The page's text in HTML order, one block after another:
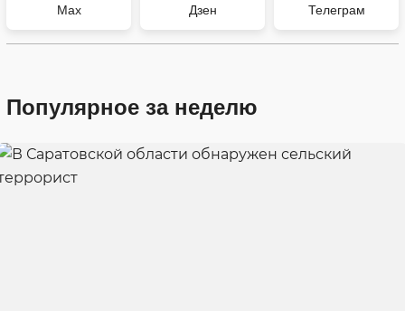
Max Дзен Телеграм
Популярное за неделю